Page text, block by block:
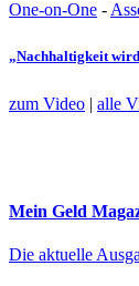
One-on-One -
„Nachhaltigkeit wird
zum Video | alle
Mein Geld
Die aktuelle